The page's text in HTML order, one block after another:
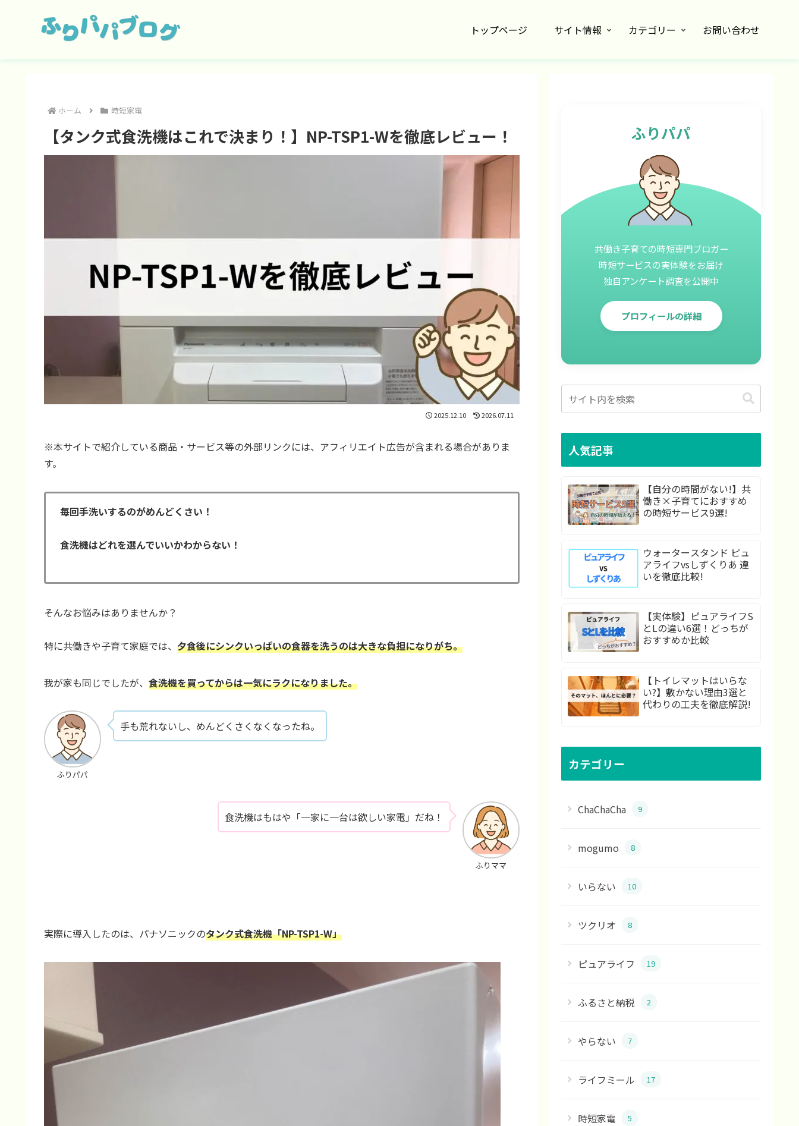
トップページ サイト情報 カテゴリー お問い合わせ
ホーム 時短家電
【タンク式食洗機はこれで決まり！】NP-TSP1-Wを徹底レビュー！
2025.12.10 2026.07.11
※本サイトで紹介している商品・サービス等の外部リンクには、アフィリエイト広告が含まれる場合がありま
す。
毎回手洗いするのがめんどくさい！
食洗機はどれを選んでいいかわからない！
そんなお悩みはありませんか？
特に共働きや子育て家庭では、 夕食後にシンクいっぱいの食器を洗うのは大きな負担になりがち。
我が家も同じでしたが、 食洗機を買ってからは一気にラクになりました。
ふりパパ
手も荒れないし、めんどくさくなくなったね。
ふりママ
食洗機はもはや「一家に一台は欲しい家電」だね！
実際に導入したのは、パナソニックのタンク式食洗機「NP-TSP1-W」
ふりパパ
共働き子育ての時短専門ブロガー
時短サービスの実体験をお届け
独自アンケート調査を公開中
プロフィールの詳細
人気記事
【自分の時間がない!】共
働き×子育てにおすすめ
の時短サービス9選!
ウォータースタンド ピュ
アライフvsしずくりあ 違
いを徹底比較!
【実体験】ピュアライフS
とLの違い6選！どっちが
おすすめか比較
【トイレマットはいらな
い?】敷かない理由3選と
代わりの工夫を徹底解説!
カテゴリー
ChaChaCha 9
mogumo 8
いらない 10
ツクリオ 8
ピュアライフ 19
ふるさと納税 2
やらない 7
ライフミール 17
時短家電 5